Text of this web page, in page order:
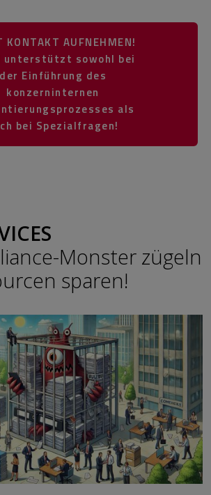
KONTAKT AUFNEHMEN!
unterstützt sowohl bei
der Einführung des
konzerninternen
als
bei Spezialfragen!
Monster zügeln
sparen!